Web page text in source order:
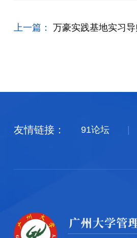
上一篇： 万豪实践基地实习
友情链接： 91论坛